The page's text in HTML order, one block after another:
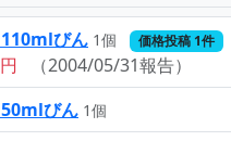
びん 1個 価格投稿 1件
（2004/05/31報告）
びん 1個